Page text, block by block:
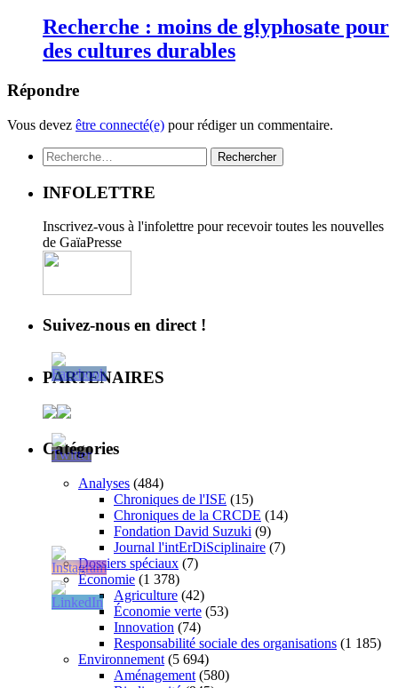
Recherche : moins de glyphosate pour
des cultures durables
Répondre
Vous devez être connecté(e) pour rédiger un commentaire.
Rechercher :
INFOLETTRE
Inscrivez-vous à l'infolettre pour recevoir toutes les nouvelles
de GaïaPresse
Suivez-nous en direct !
PARTENAIRES
Catégories
Analyses (484)
Chroniques de l'ISE (15)
Chroniques de la CRCDE (14)
Fondation David Suzuki (9)
Journal l'intErDiSciplinaire (7)
Dossiers spéciaux (7)
Économie (1 378)
Agriculture (42)
Économie verte (53)
Innovation (74)
Responsabilité sociale des organisations (1 185)
Environnement (5 694)
Aménagement (580)